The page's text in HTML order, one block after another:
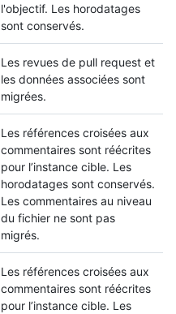
l'objectif. Les horodatages
sont conservés.
Les revues de pull request et
les données associées sont
migrées.
Les références croisées aux
commentaires sont réécrites
pour l’instance cible. Les
horodatages sont conservés.
Les commentaires au niveau
du fichier ne sont pas
migrés.
Les références croisées aux
commentaires sont réécrites
pour l’instance cible. Les